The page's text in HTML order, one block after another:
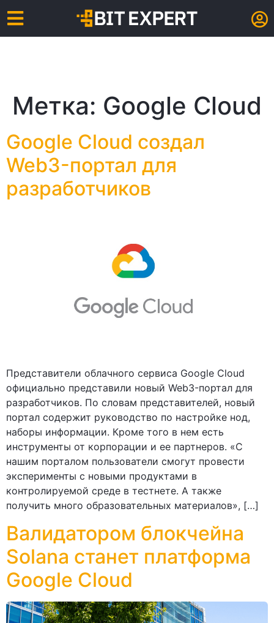
Метка: Google Cloud
Google Cloud создал
Web3-портал для
разработчиков
Представители облачного сервиса Google Cloud
официально представили новый Web3-портал для
разработчиков. По словам представителей, новый
портал содержит руководство по настройке нод,
наборы информации. Кроме того в нем есть
инструменты от корпорации и ее партнеров. «С
нашим порталом пользователи смогут провести
эксперименты с новыми продуктами в
контролируемой среде в тестнете. А также
получить много образовательных материалов», […]
Валидатором блокчейна
Solana станет платформа
Google Cloud